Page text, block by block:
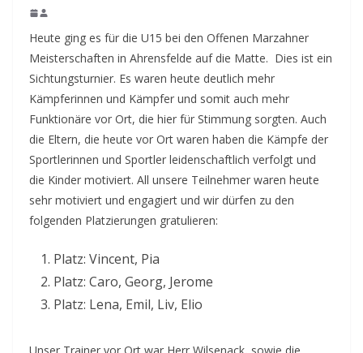
Heute ging es für die U15 bei den Offenen Marzahner
Meisterschaften in Ahrensfelde auf die Matte. Dies ist ein
Sichtungsturnier. Es waren heute deutlich mehr
Kämpferinnen und Kämpfer und somit auch mehr
Funktionäre vor Ort, die hier für Stimmung sorgten. Auch
die Eltern, die heute vor Ort waren haben die Kämpfe der
Sportlerinnen und Sportler leidenschaftlich verfolgt und
die Kinder motiviert. All unsere Teilnehmer waren heute
sehr motiviert und engagiert und wir dürfen zu den
folgenden Platzierungen gratulieren:
Platz: Vincent, Pia
Platz: Caro, Georg, Jerome
Platz: Lena, Emil, Liv, Elio
Unser Trainer vor Ort war Herr Wilsenack, sowie die